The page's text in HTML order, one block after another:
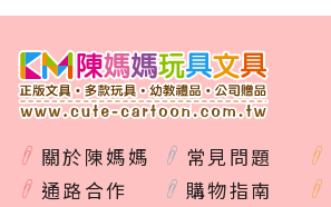
關於陳媽媽 常見問題
通路合作
購物指南